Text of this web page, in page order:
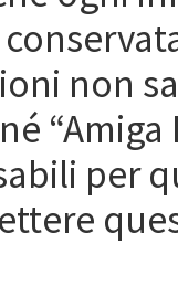
non
per